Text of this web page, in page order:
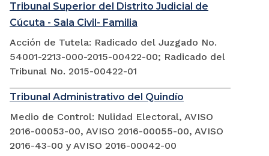
Tribunal Superior del Distrito Judicial de
Cúcuta - Sala Civil- Familia
Acción de Tutela: Radicado del Juzgado No.
54001-2213-000-2015-00422-00; Radicado del
Tribunal No. 2015-00422-01
Tribunal Administrativo del Quindío
Medio de Control: Nulidad Electoral, AVISO
2016-00053-00, AVISO 2016-00055-00, AVISO
2016-43-00 y AVISO 2016-00042-00